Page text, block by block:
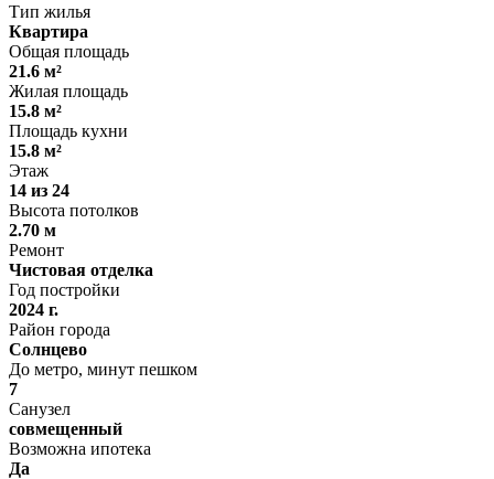
Тип жилья
Квартира
Общая площадь
21.6 м²
Жилая площадь
15.8 м²
Площадь кухни
15.8 м²
Этаж
14 из 24
Высота потолков
2.70 м
Ремонт
Чистовая отделка
Год постройки
2024 г.
Район города
Солнцево
До метро, минут пешком
7
Санузел
совмещенный
Возможна ипотека
Да